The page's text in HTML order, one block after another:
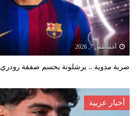
أغسطس 7, 2026
ضربة مدوية .. برشلونة يحسم صفقة رودري
أخبار عربية